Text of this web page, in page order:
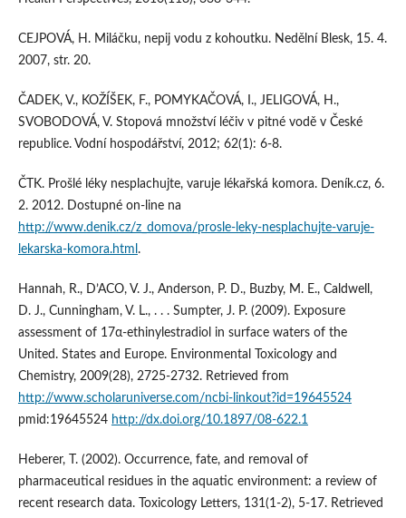
CEJPOVÁ, H. Miláčku, nepij vodu z kohoutku. Nedělní Blesk, 15. 4.
2007, str. 20.
ČADEK, V., KOŽÍŠEK, F., POMYKAČOVÁ, I., JELIGOVÁ, H.,
SVOBODOVÁ, V. Stopová množství léčiv v pitné vodě v České
republice. Vodní hospodářství, 2012; 62(1): 6-8.
ČTK. Prošlé léky nesplachujte, varuje lékařská komora. Deník.cz, 6.
2. 2012. Dostupné on-line na
http://www.denik.cz/z_domova/prosle-leky-nesplachujte-varuje-
lekarska-komora.html .
Hannah, R., D’ACO, V. J., Anderson, P. D., Buzby, M. E., Caldwell,
D. J., Cunningham, V. L., . . . Sumpter, J. P. (2009). Exposure
assessment of 17α-ethinylestradiol in surface waters of the
United. States and Europe. Environmental Toxicology and
Chemistry, 2009(28), 2725-2732. Retrieved from
http://www.scholaruniverse.com/ncbi-linkout?id=19645524
pmid:19645524 http://dx.doi.org/10.1897/08-622.1
Heberer, T. (2002). Occurrence, fate, and removal of
pharmaceutical residues in the aquatic environment: a review of
recent research data. Toxicology Letters, 131(1-2), 5-17. Retrieved